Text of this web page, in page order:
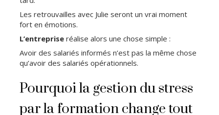
Les retrouvailles avec Julie seront un vrai moment
fort en émotions.
L’entreprise réalise alors une chose simple :
Avoir des salariés informés n’est pas la même chose
qu’avoir des salariés opérationnels.
Pourquoi la gestion du stress
par la formation change tout